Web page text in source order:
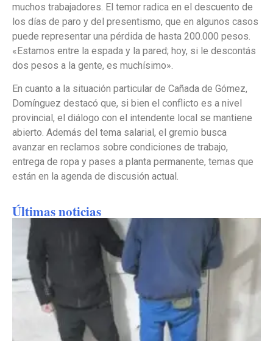
muchos trabajadores. El temor radica en el descuento de
los días de paro y del presentismo, que en algunos casos
puede representar una pérdida de hasta 200.000 pesos.
«Estamos entre la espada y la pared; hoy, si le descontás
dos pesos a la gente, es muchísimo».
En cuanto a la situación particular de Cañada de Gómez,
Domínguez destacó que, si bien el conflicto es a nivel
provincial, el diálogo con el intendente local se mantiene
abierto. Además del tema salarial, el gremio busca
avanzar en reclamos sobre condiciones de trabajo,
entrega de ropa y pases a planta permanente, temas que
están en la agenda de discusión actual.
Últimas noticias